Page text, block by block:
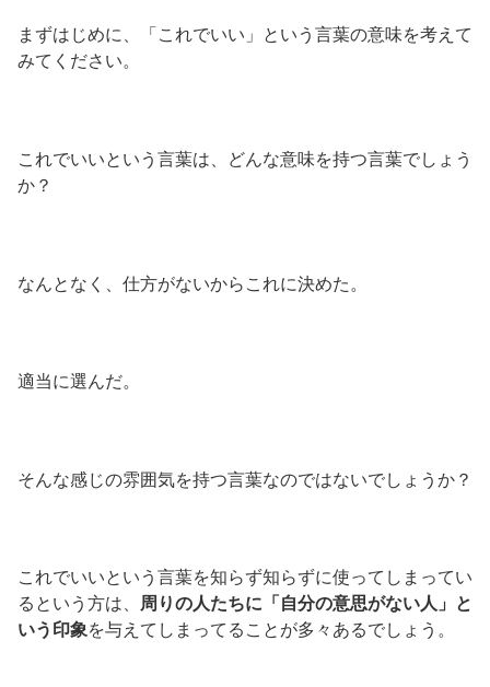
まずはじめに、「これでいい」という言葉の意味を考えて
みてください。
これでいいという言葉は、どんな意味を持つ言葉でしょう
か？
なんとなく、仕方がないからこれに決めた。
適当に選んだ。
そんな感じの雰囲気を持つ言葉なのではないでしょうか？
これでいいという言葉を知らず知らずに使ってしまってい
るという方は、 周りの人たちに「自分の意思がない人」と
いう印象を与えてしまってることが多々あるでしょう。